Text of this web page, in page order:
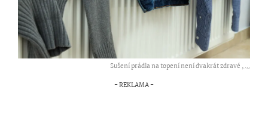
Sušení prádla na topení není dvakrát zdravé ,...